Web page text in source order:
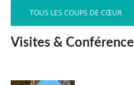
TOUS LES COUPS DE CŒUR
Visites &